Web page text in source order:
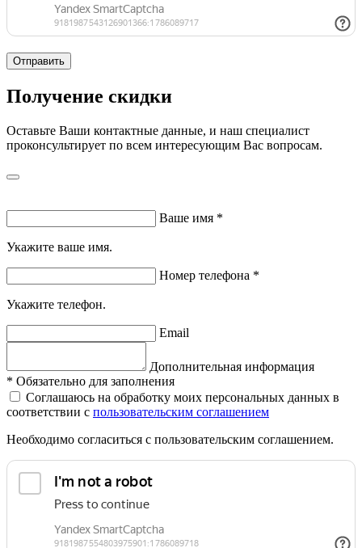
Отправить
Получение скидки
Оставьте Ваши контактные данные, и наш специалист
проконсультирует по всем интересующим Вас вопросам.
Ваше имя *
Укажите ваше имя.
Номер телефона *
Укажите телефон.
Email
Дополнительная информация
* Обязательно для заполнения
Соглашаюсь на обработку моих персональных данных в
соответствии с пользовательским соглашением
Необходимо согласиться с пользовательским соглашением.